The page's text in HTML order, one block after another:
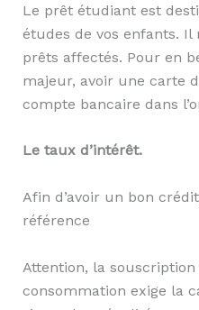
Le prêt étudiant est
études de vos enfants.
prêts affectés. Pour en
majeur, avoir une carte
compte bancaire dans
Le taux d’intérêt.
Afin d’avoir un bon
référence
Attention, la
consommation exige la